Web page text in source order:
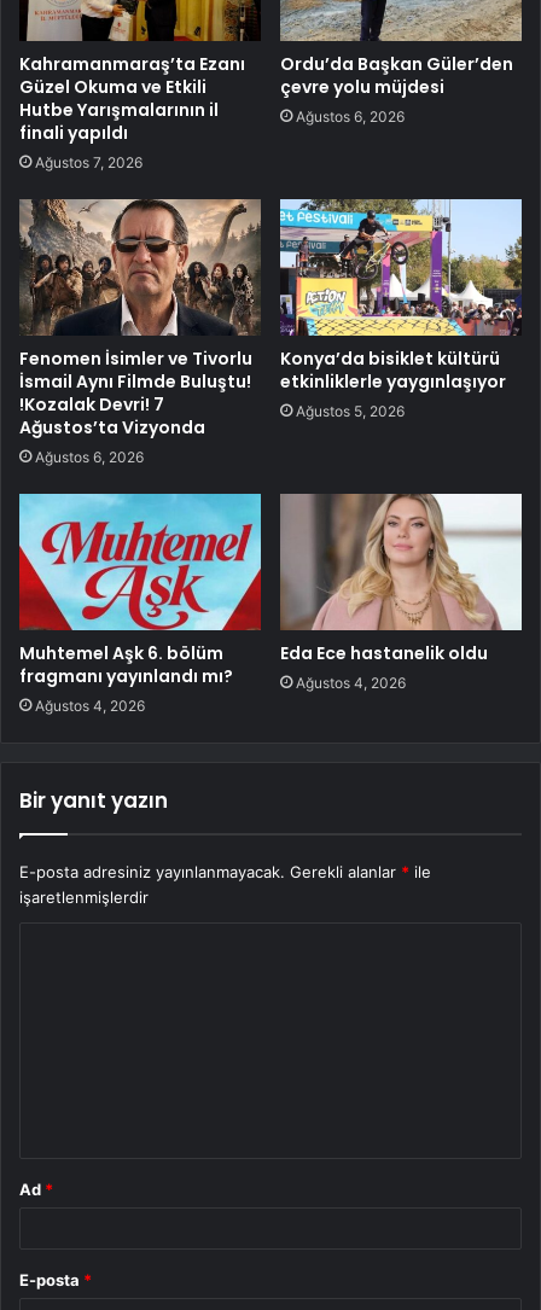
Kahramanmaraş’ta Ezanı
Güzel Okuma ve Etkili
Hutbe Yarışmalarının il
finali yapıldı
Ağustos 7, 2026
Ordu’da Başkan Güler’den
çevre yolu müjdesi
Ağustos 6, 2026
Fenomen İsimler ve Tivorlu
İsmail Aynı Filmde Buluştu!
!Kozalak Devri! 7
Ağustos’ta Vizyonda
Ağustos 6, 2026
Konya’da bisiklet kültürü
etkinliklerle yaygınlaşıyor
Ağustos 5, 2026
Muhtemel Aşk 6. bölüm
fragmanı yayınlandı mı?
Ağustos 4, 2026
Eda Ece hastanelik oldu
Ağustos 4, 2026
Bir yanıt yazın
E-posta adresiniz yayınlanmayacak. Gerekli alanlar * ile
işaretlenmişlerdir
Ad *
E-posta *